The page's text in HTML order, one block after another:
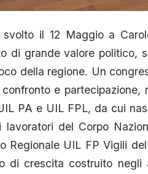
il 12 Maggio a
di grande valore politico,
della regione. Un
e
PA e UIL FPL, da cui
lavoratori del Corpo
Regionale UIL FP Vigili
di crescita costruito